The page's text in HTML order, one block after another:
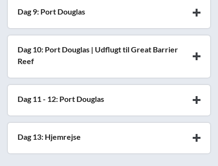
Dag 9: Port Douglas
Dag 10: Port Douglas | Udflugt til Great Barrier
Reef
Dag 11 - 12: Port Douglas
Dag 13: Hjemrejse